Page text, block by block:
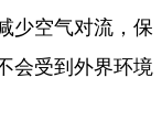
少空气对流，保
会受到外界环境